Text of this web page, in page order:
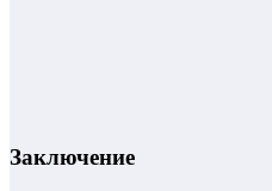
Заключение